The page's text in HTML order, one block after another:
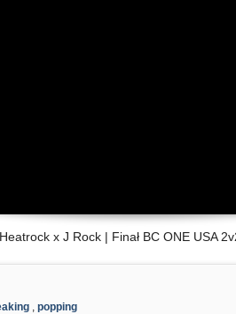
x J Rock | Finał BC ONE USA
, popping